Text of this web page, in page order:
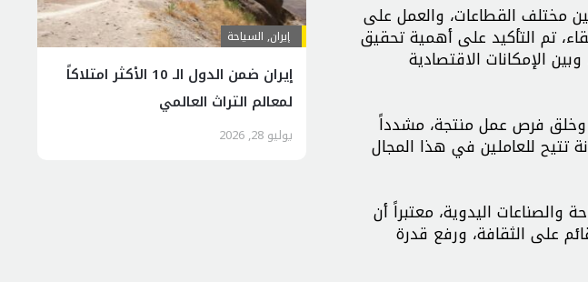
مختلف القطاعات، والعمل على
تم التأكيد على أهمية تحقيق
الإمكانات الاقتصادية
وخلق فرص عمل منتجة، مشدداً
تتيح للعاملين في هذا المجال
اليدوية، معتبراً أن
على الثقافة، ورفع قدرة
إيران, السياحة
إيران ضمن الدول الـ 10 الأكثر امتلاكاً
لمعالم التراث العالمي
يوليو 28, 2026